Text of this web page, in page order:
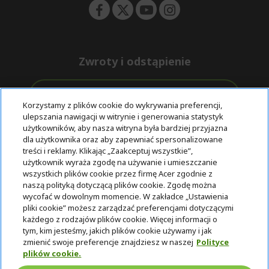
Zwroty i odstąpienie
Darmowa
ekspresowa
dostawa
Wsparcie
przed i po
zakupie
Bezpieczne
płatności
© 2025 Acer Inc.
Firma CPYou BV jest autoryzowanym sprzedawcą produktów i
usług oferowanych w tym sklepie.
Korzystamy z plików cookie do wykrywania preferencji,
ulepszania nawigacji w witrynie i generowania statystyk
użytkowników, aby nasza witryna była bardziej przyjazna
dla użytkownika oraz aby zapewniać spersonalizowane
treści i reklamy. Klikając „Zaakceptuj wszystkie”,
użytkownik wyraża zgodę na używanie i umieszczanie
wszystkich plików cookie przez firmę Acer zgodnie z
naszą polityką dotyczącą plików cookie. Zgodę można
wycofać w dowolnym momencie. W zakładce „Ustawienia
pliki cookie” możesz zarządzać preferencjami dotyczącymi
każdego z rodzajów plików cookie. Więcej informacji o
tym, kim jesteśmy, jakich plików cookie używamy i jak
zmienić swoje preferencje znajdziesz w naszej Polityce
plików cookie.